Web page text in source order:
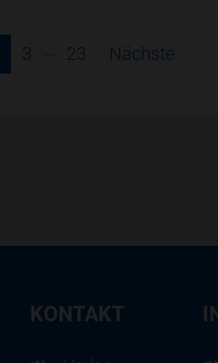
3 … 23 Nächste
KONTAKT